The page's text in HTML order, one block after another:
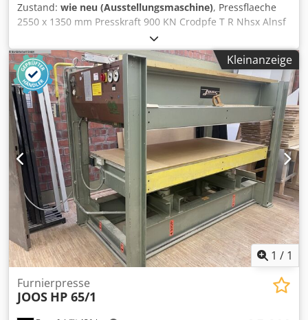
Zustand: wie neu (Ausstellungsmaschine), Pressflaeche
2550 x 1350 mm Presskraft 900 KN Crodpfe T R Nhsx Alnsf
spez. Pressdruck 2,6 kg/cmÂ² 4 Zylinder 80 mm
Durchmesser 400 mm Hub Betriebsdruck 355 bar
goldfarbig eloxierte Heizplatten, Zahnstangenfuehrung
Kleinanzeige
1 / 1
Furnierpresse
JOOS HP 65/1